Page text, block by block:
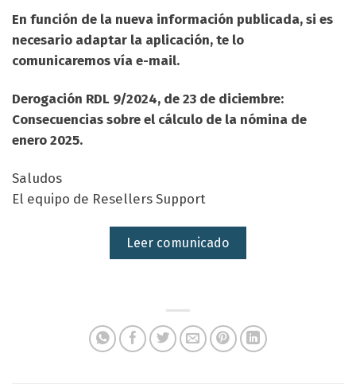
En función de la nueva información publicada, si es
necesario adaptar la aplicación, te lo
comunicaremos vía e-mail.
Derogación RDL 9/2024, de 23 de diciembre:
Consecuencias sobre el cálculo de la nómina de
enero 2025.
Saludos
El equipo de Resellers Support
Leer comunicado